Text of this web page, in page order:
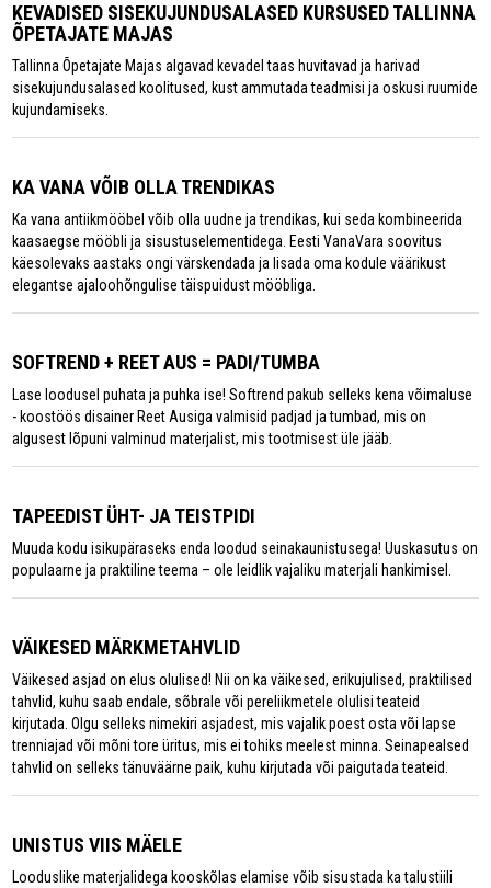
KEVADISED SISEKUJUNDUSALASED KURSUSED TALLINNA
ÕPETAJATE MAJAS
Tallinna Õpetajate Majas algavad kevadel taas huvitavad ja harivad
sisekujundusalased koolitused, kust ammutada teadmisi ja oskusi ruumide
kujundamiseks.
KA VANA VÕIB OLLA TRENDIKAS
Ka vana antiikmööbel võib olla uudne ja trendikas, kui seda kombineerida
kaasaegse mööbli ja sisustuselementidega. Eesti VanaVara soovitus
käesolevaks aastaks ongi värskendada ja lisada oma kodule väärikust
elegantse ajaloohõngulise täispuidust mööbliga.
SOFTREND + REET AUS = PADI/TUMBA
Lase loodusel puhata ja puhka ise! Softrend pakub selleks kena võimaluse
- koostöös disainer Reet Ausiga valmisid padjad ja tumbad, mis on
algusest lõpuni valminud materjalist, mis tootmisest üle jääb.
TAPEEDIST ÜHT- JA TEISTPIDI
Muuda kodu isikupäraseks enda loodud seinakaunistusega! Uuskasutus on
populaarne ja praktiline teema – ole leidlik vajaliku materjali hankimisel.
VÄIKESED MÄRKMETAHVLID
Väikesed asjad on elus olulised! Nii on ka väikesed, erikujulised, praktilised
tahvlid, kuhu saab endale, sõbrale või pereliikmetele olulisi teateid
kirjutada. Olgu selleks nimekiri asjadest, mis vajalik poest osta või lapse
trenniajad või mõni tore üritus, mis ei tohiks meelest minna. Seinapealsed
tahvlid on selleks tänuväärne paik, kuhu kirjutada või paigutada teateid.
UNISTUS VIIS MÄELE
Looduslike materjalidega kooskõlas elamise võib sisustada ka talustiili